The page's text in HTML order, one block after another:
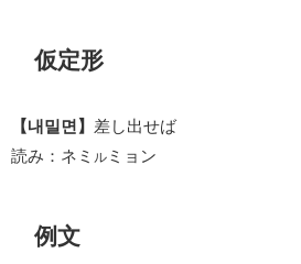
仮定形
【내밀면】 差し出せば
読み：ネミ ル ミョン
例文